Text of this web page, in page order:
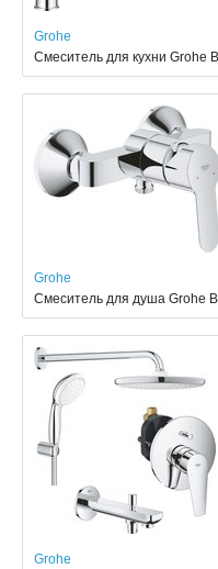
Grohe
Смеситель для кухни Grohe
Grohe
Смеситель для душа Grohe
Grohe